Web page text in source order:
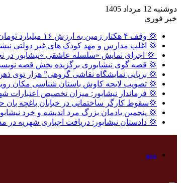
دوشنبه 12 مرداد 1405
خبر فوری
💢 وقف ۴ هکتار زمین به ارزش ۱۶ میلیارد تومان برای احداث نیروگاه خورشیدی در نیشابور
💢 اغلب مدارس و مهد کودک های غیر دولتی
💢 اجرای نمایش «سلسله عاشقی »نیشابور
💢 قصه گوی نیشابوری برگزیده بخش قصه
💢 برپایی نمایشگاه نقاشی گروهی” هزار توی
💢 تصویب لایحه کاوش باستان شناسی مکان
💢 فرماندار نیشابور: میزان تخصیص اعتبارات شهرستان در سال گذشته ،
💢سقوط کارگر ساختمانی در خیابان باغچه بان
💢 پنجمین یادمان بزرگ مرد اندیشه و خرد
💢 دادستان نیشابور: دریافت اجباری شهریه
منو